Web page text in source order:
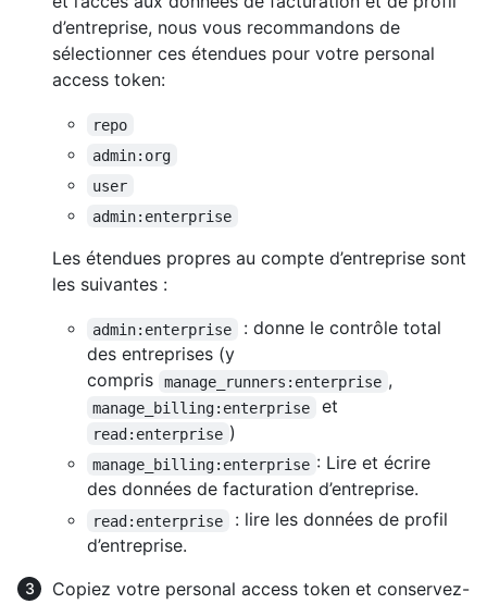
d’entreprise, nous vous recommandons de
sélectionner ces étendues pour votre personal
access token:
repo
admin:org
user
admin:enterprise
Les étendues propres au compte d’entreprise sont
les suivantes :
admin:enterprise
: donne le contrôle total
des entreprises (y
compris
manage_runners:enterprise ,
manage_billing:enterprise et
read:enterprise )
manage_billing:enterprise : Lire et écrire
des données de facturation d’entreprise.
read:enterprise
: lire les données de profil
d’entreprise.
Copiez votre personal access token et conservez-